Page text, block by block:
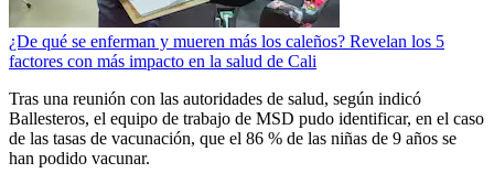
¿De qué se enferman y mueren más los caleños? Revelan los 5
factores con más impacto en la salud de Cali
Tras una reunión con las autoridades de salud, según indicó
Ballesteros, el equipo de trabajo de MSD pudo identificar, en el caso
de las tasas de vacunación, que el 86 % de las niñas de 9 años se
han podido vacunar.